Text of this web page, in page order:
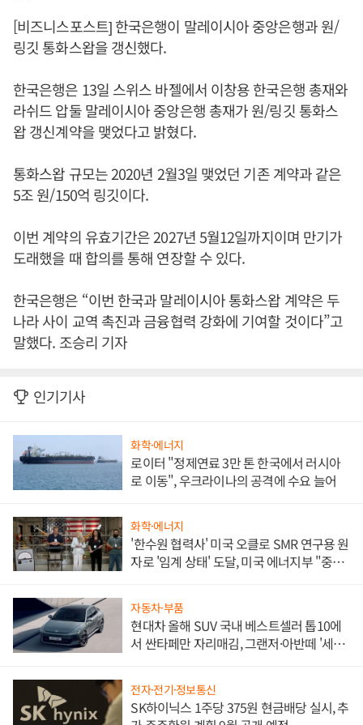
[비즈니스포스트] 한국은행이 말레이시아 중앙은행과 원/
링깃 통화스왑을 갱신했다.
한국은행은 13일 스위스 바젤에서 이창용 한국은행 총재와
라쉬드 압둘 말레이시아 중앙은행 총재가 원/링깃 통화스
왑 갱신계약을 맺었다고 밝혔다.
통화스왑 규모는 2020년 2월3일 맺었던 기존 계약과 같은
5조 원/150억 링깃이다.
이번 계약의 유효기간은 2027년 5월12일까지이며 만기가
도래했을 때 합의를 통해 연장할 수 있다.
한국은행은 “이번 한국과 말레이시아 통화스왑 계약은 두
나라 사이 교역 촉진과 금융협력 강화에 기여할 것이다”고
말했다. 조승리 기자
인기기사
화학·에너지
로이터 "정제연료 3만 톤 한국에서 러시아
로 이동", 우크라이나의 공격에 수요 늘어
화학·에너지
'한수원 협력사' 미국 오클로 SMR 연구용 원
자로 '임계 상태' 도달, 미국 에너지부 "중요
자동차·부품
현대차 올해 SUV 국내 베스트셀러 톱10에
서 싼타페만 자리매김, 그랜저·아반떼 '세단
전자·전기·정보통신
SK하이닉스 1주당 375원 현금배당 실시, 추